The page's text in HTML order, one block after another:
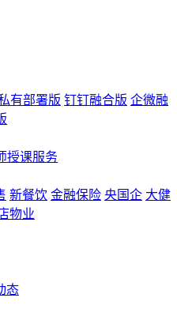
有部署版 钉钉融合版 企微融
授课服务
新餐饮 金融保险 央国企 大健
物业
态